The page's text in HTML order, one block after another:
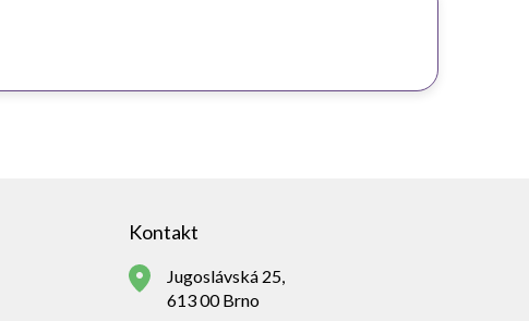
Kontakt
Jugoslávská 25,
613 00 Brno